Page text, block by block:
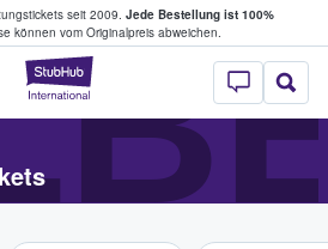
seit 2009. Jede Bestellung ist 100%
können vom Originalpreis abweichen.
StubHub - Wo
& verkaufen